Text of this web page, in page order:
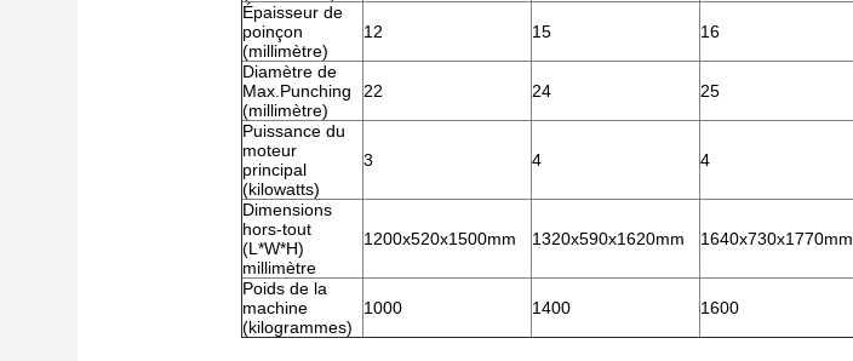
Épaisseur de
poinçon
(millimètre)
12 15 16
Diamètre de
Max.Punching
(millimètre)
22 24 25
Puissance du
moteur
principal
(kilowatts)
3 4 4
Dimensions
hors-tout
(L*W*H)
millimètre
1200x520x1500mm 1320x590x1620mm 1640x730x1770mm
Poids de la
machine
(kilogrammes)
1000 1400 1600